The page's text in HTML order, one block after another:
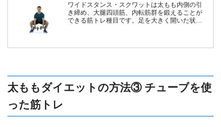
ワイドスタンス・スクワットは太もも内側の引
き締め、大腿四頭筋、内転筋群を鍛えることが
できる筋トレ種目です。足を大きく開いた状態
太ももダイエットの方法③ チューブを使
った筋トレ